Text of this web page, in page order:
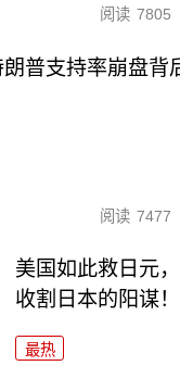
阅读 7805
普支持率崩盘背
阅读 7477
美国如此救日元
收割日本的阳谋！
最热